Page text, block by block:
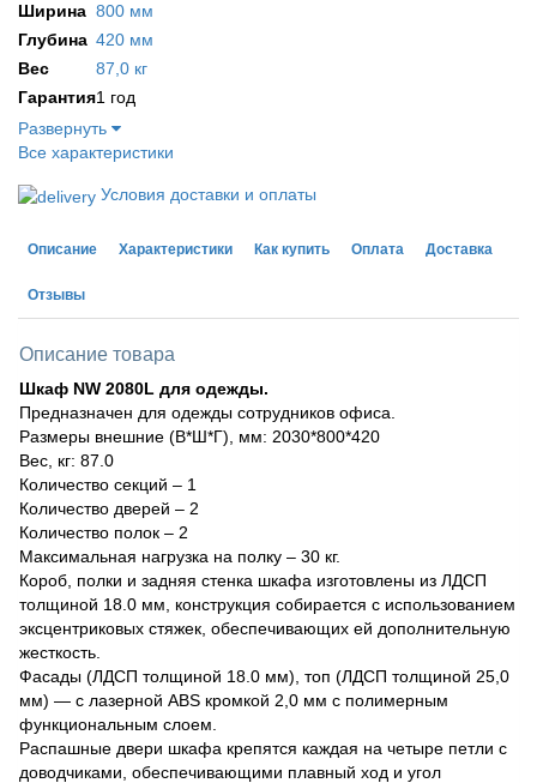
Ширина 800 мм
Глубина 420 мм
Вес
87,0 кг
Гарантия1 год
Развернуть
Все характеристики
Условия доставки и оплаты
Описание Характеристики Как купить Оплата Доставка
Отзывы
Описание товара
Шкаф NW 2080L для одежды.
Предназначен для одежды сотрудников офиса.
Размеры внешние (В*Ш*Г), мм: 2030*800*420
Вес, кг: 87.0
Количество секций – 1
Количество дверей – 2
Количество полок – 2
Максимальная нагрузка на полку – 30 кг.
Короб, полки и задняя стенка шкафа изготовлены из ЛДСП
толщиной 18.0 мм, конструкция собирается с использованием
эксцентриковых стяжек, обеспечивающих ей дополнительную
жесткость.
Фасады (ЛДСП толщиной 18.0 мм), топ (ЛДСП толщиной 25,0
мм) — с лазерной ABS кромкой 2,0 мм с полимерным
функциональным слоем.
Распашные двери шкафа крепятся каждая на четыре петли с
доводчиками, обеспечивающими плавный ход и угол